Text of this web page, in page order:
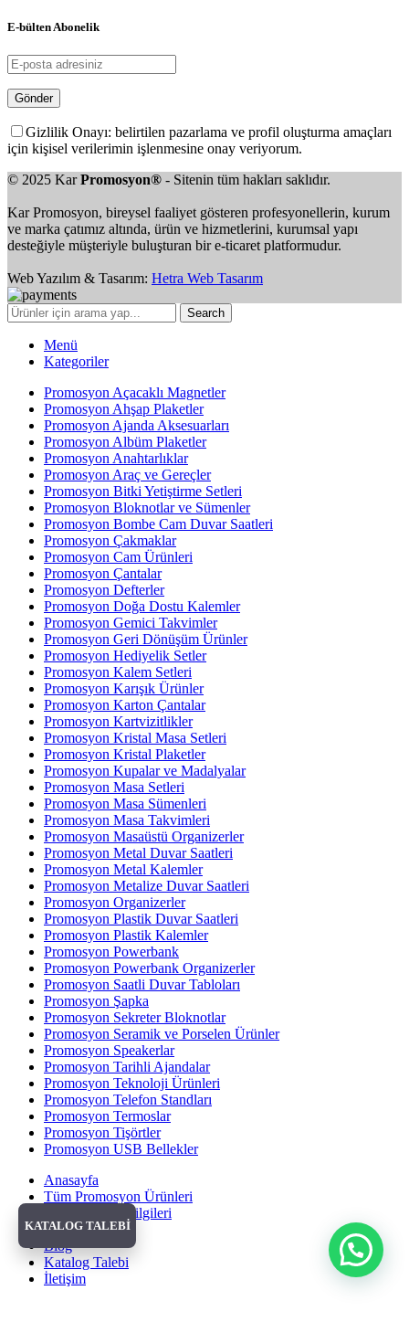
E-bülten Abonelik
Gizlilik Onayı: belirtilen pazarlama ve profil oluşturma amaçları
için kişisel verilerimin işlenmesine onay veriyorum.
© 2025 KarPromosyon® - Sitenin tüm hakları saklıdır.
Kar Promosyon, bireysel faaliyet gösteren profesyonellerin, kurum
ve marka çatımız altında, ürün ve hizmetlerini, kurumsal yapı
desteğiyle müşteriyle buluşturan bir e-ticaret platformudur.
Web Yazılım & Tasarım: Hetra Web Tasarım
Search
Menü
Kategoriler
Promosyon Açacaklı Magnetler
Promosyon Ahşap Plaketler
Promosyon Ajanda Aksesuarları
Promosyon Albüm Plaketler
Promosyon Anahtarlıklar
Promosyon Araç ve Gereçler
Promosyon Bitki Yetiştirme Setleri
Promosyon Bloknotlar ve Sümenler
Promosyon Bombe Cam Duvar Saatleri
Promosyon Çakmaklar
Promosyon Cam Ürünleri
Promosyon Çantalar
Promosyon Defterler
Promosyon Doğa Dostu Kalemler
Promosyon Gemici Takvimler
Promosyon Geri Dönüşüm Ürünler
Promosyon Hediyelik Setler
Promosyon Kalem Setleri
Promosyon Karışık Ürünler
Promosyon Karton Çantalar
Promosyon Kartvizitlikler
Promosyon Kristal Masa Setleri
Promosyon Kristal Plaketler
Promosyon Kupalar ve Madalyalar
Promosyon Masa Setleri
Promosyon Masa Sümenleri
Promosyon Masa Takvimleri
Promosyon Masaüstü Organizerler
Promosyon Metal Duvar Saatleri
Promosyon Metal Kalemler
Promosyon Metalize Duvar Saatleri
Promosyon Organizerler
Promosyon Plastik Duvar Saatleri
Promosyon Plastik Kalemler
Promosyon Powerbank
Promosyon Powerbank Organizerler
Promosyon Saatli Duvar Tabloları
Promosyon Şapka
Promosyon Sekreter Bloknotlar
Promosyon Seramik ve Porselen Ürünler
Promosyon Speakerlar
Promosyon Tarihli Ajandalar
Promosyon Teknoloji Ürünleri
Promosyon Telefon Standları
Promosyon Termoslar
Promosyon Tişörtler
Promosyon USB Bellekler
Anasayfa
Tüm Promosyon Ürünleri
Banka Hesap Bilgileri
Hakkımızda
Blog
Katalog Talebi
İletişim
KATALOG TALEBİ